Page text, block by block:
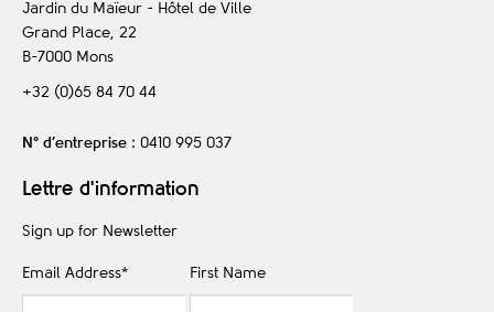
Jardin du Maïeur - Hôtel de Ville
Grand Place, 22
B-7000 Mons
+32 (0)65 84 70 44
N° d’entreprise : 0410 995 037
Lettre d'information
Sign up for Newsletter
Email Address* First Name